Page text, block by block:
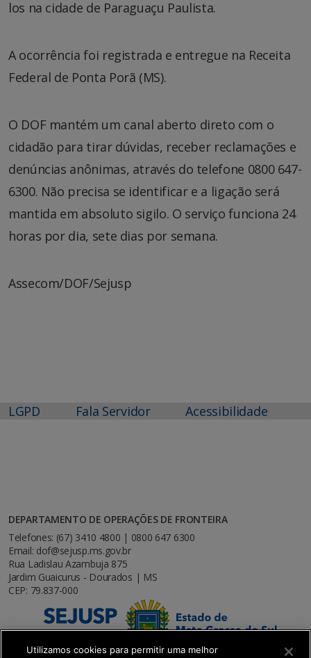
los na cidade de Paraguaçu Paulista.
A ocorrência foi registrada e entregue na Receita
Federal de Ponta Porã (MS).
O DOF mantém um canal aberto direto com o
cidadão para tirar dúvidas, receber reclamações e
denúncias anônimas, através do telefone 0800 647-
6300. Não precisa se identificar e a ligação será
mantida em absoluto sigilo. O serviço funciona 24
horas por dia, sete dias por semana.
Assecom/DOF/Sejusp
LGPD Fala Servidor Acessibilidade
DEPARTAMENTO DE OPERAÇÕES DE FRONTEIRA
Telefones: (67) 3410 4800 | 0800 647 6300
Email: dof@sejusp.ms.gov.br
Rua Ladislau Azambuja 875
Jardim Guaicurus - Dourados | MS
CEP: 79.837-000
Utilizamos cookies para permitir uma melhor